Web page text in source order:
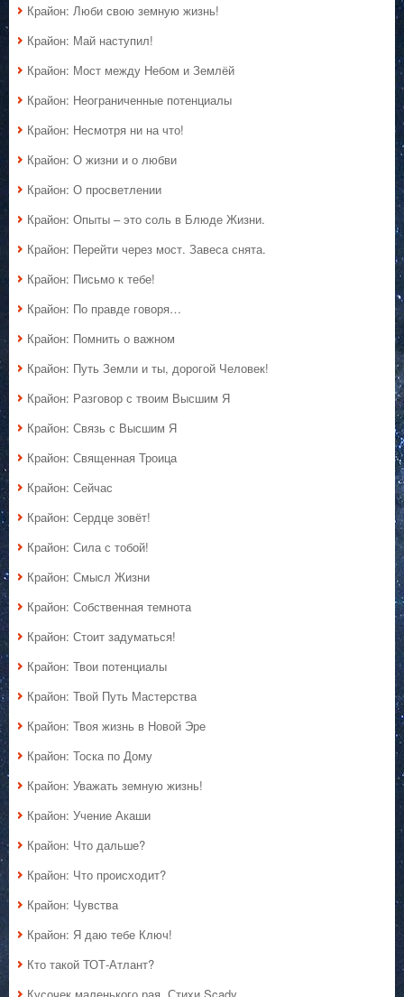
Крайон: Люби свою земную жизнь!
Крайон: Май наступил!
Крайон: Мост между Небом и Землёй
Крайон: Неограниченные потенциалы
Крайон: Несмотря ни на что!
Крайон: О жизни и о любви
Крайон: О просветлении
Крайон: Опыты – это соль в Блюде Жизни.
Крайон: Перейти через мост. Завеса снята.
Крайон: Письмо к тебе!
Крайон: По правде говоря…
Крайон: Помнить о важном
Крайон: Путь Земли и ты, дорогой Человек!
Крайон: Разговор с твоим Высшим Я
Крайон: Связь с Высшим Я
Крайон: Священная Троица
Крайон: Сейчас
Крайон: Сердце зовёт!
Крайон: Сила с тобой!
Крайон: Смысл Жизни
Крайон: Собственная темнота
Крайон: Стоит задуматься!
Крайон: Твои потенциалы
Крайон: Твой Путь Мастерства
Крайон: Твоя жизнь в Новой Эре
Крайон: Тоска по Дому
Крайон: Уважать земную жизнь!
Крайон: Учение Акаши
Крайон: Что дальше?
Крайон: Что происходит?
Крайон: Чувства
Крайон: Я даю тебе Ключ!
Кто такой ТОТ-Атлант?